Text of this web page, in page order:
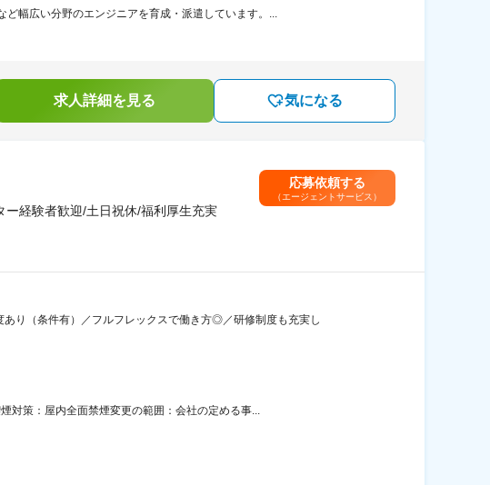
幅広い分野のエンジニアを育成・派遣しています。...
求人詳細を見る 気になる
経験者歓迎/土日祝休/福利厚生充実
応募依頼する
（エージェントサービス）
り（条件有）／フルフレックスで働き方◎／研修制度も充実し
対策：屋内全面禁煙変更の範囲：会社の定める事...